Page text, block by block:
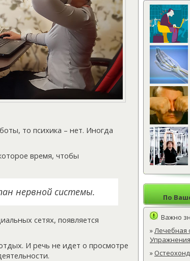
По
Важно
»Лечебная
»
то психика – нет. Иногда
время, чтобы
нервной системы.
сетях, появляется
И речь не идет о просмотре